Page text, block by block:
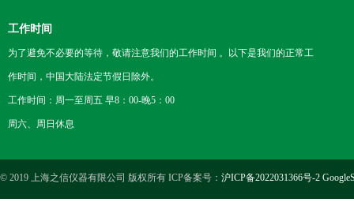
工作时间
为了避免不必要的等待，敬请注意我们的工作时间 。以下是我们的正常工
作时间，中国大陆法定节假日除外。
工作时间：周一至周五 早8：00-晚5：00
周六、周日休息
© 2019 上海之信仪器有限公司 版权所有 ICP备案号： 沪ICP备2022031366号-2